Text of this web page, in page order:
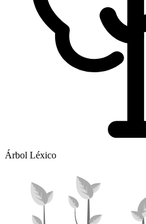
Árbol Léxico